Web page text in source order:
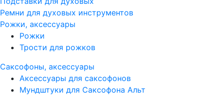
Ремни для духовых инструментов
Рожки, аксессуары
Рожки
Трости для рожков
Саксофоны, аксессуары
Аксессуары для саксофонов
Мундштуки для Саксофона Альт